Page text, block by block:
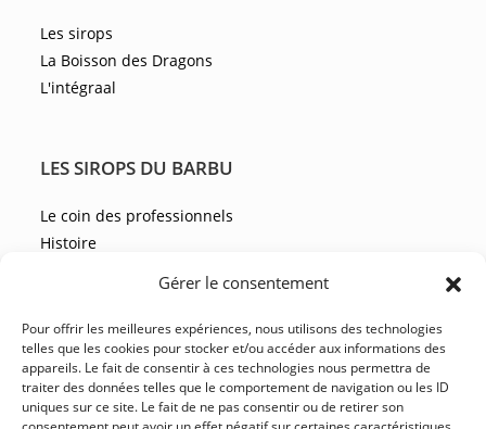
Gérer le consentement
Pour offrir les meilleures expériences, nous utilisons des technologies
telles que les cookies pour stocker et/ou accéder aux informations des
appareils. Le fait de consentir à ces technologies nous permettra de
traiter des données telles que le comportement de navigation ou les ID
uniques sur ce site. Le fait de ne pas consentir ou de retirer son
Les sirops
La Boisson des Dragons
L'intégraal
LES SIROPS DU BARBU
Le coin des professionnels
Histoire
NOUS CONTACTER